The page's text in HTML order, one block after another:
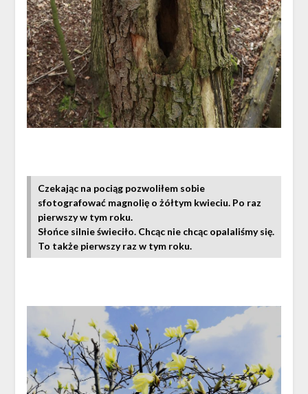
Czekając na pociąg pozwoliłem sobie
sfotografować magnolię o żółtym kwieciu. Po raz
pierwszy w tym roku.
Słońce silnie świeciło. Chcąc nie chcąc opalaliśmy się.
To także pierwszy raz w tym roku.